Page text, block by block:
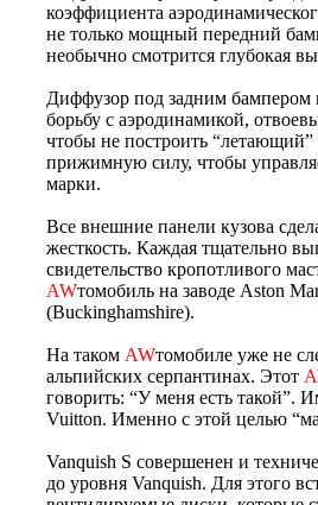
коэффициента
не только мощный передний
необычно смотрится глубокая
Диффузор под задним
борьбу с аэродинамикой,
чтобы не построить “летающий”
прижимную силу, чтобы
марки.
Все внешние панели кузова
жесткость. Каждая тщательно
свидетельство кропотливого
AWтомобиль на заводе Aston
(Buckinghamshire).
На таком AWтомобиле уже не
альпийских серпантинах. Этот
говорить: “У меня есть такой”.
Vuitton. Именно с этой целью
Vanquish S совершенен и
до уровня Vanquish. Для этого